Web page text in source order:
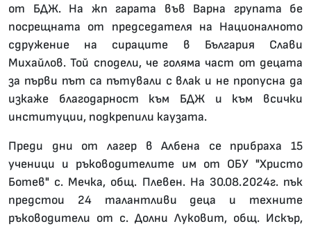
от БДЖ. На жп гарата във Варна групата бе
посрещната от председателя на Националното
сдружение на сираците в България Слави
Михайлов. Той сподели, че голяма част от децата
за първи път са пътували с влак и не пропусна да
изкаже благодарност към БДЖ и към всички
институции, подкрепили каузата.
Преди дни от лагер в Албена се прибраха 15
ученици и ръководителите им от ОБУ "Христо
Ботев" с. Мечка, общ. Плевен. На 30.08.2024г. пък
предстои 24 талантливи деца и техните
ръководители от с. Долни Луковит, общ. Искър,